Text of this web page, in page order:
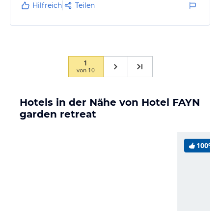
Hilfreich Teilen
1
von 10
Hotels in der Nähe von Hotel FAYN
garden retreat
100%